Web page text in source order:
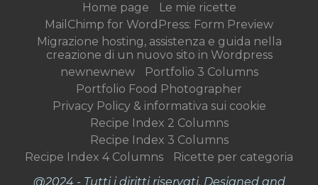
Home page
Le mie ricette
MailChimp for WordPress: Form Preview
Migrazione hosting, assistenza e guida nella
creazione di un nuovo sito in Wordpress
newnewnew
Portfolio 3 Columns
Portfolio Food Photographer
Privacy Policy & informativa sui cookie
Recipe Index 2 Columns
Recipe Index 3 Columns
Recipe Index 4 Columns
Ricette per categoria
@2024 - Tutti i diritti riservati. Designed and